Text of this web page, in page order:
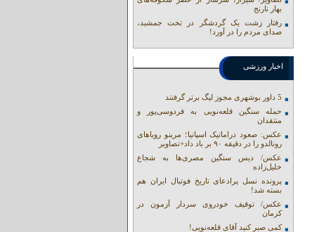
بهار نارنج
رفتار زشت یک گردشگر در تخت جمشید،
صدای مردم را در آورد!
اخبار ورزشی
5 داور بوشهری مجوز لیگ برتر گرفتند
حمله سنگین قلعه‌نویی به فردوسی‌پور و
منتقدان
عکس: صعود دراماتیک اسپانیا؛ مرینو رویاهای
رونالدو را در دقیقه ۹۰ بر باد داد+تصاویر
عکس/ دیس سنگین مصری‌ها به شجاع
خلیل‌زاده
پرونده نسل پرادعای تاریخ فوتبال ایران هم
بسته شد!
عکس/ توقیف خودروی سردار آزمون در
کرمان
کمی صبر کنید آقای قلعه‌نویی!